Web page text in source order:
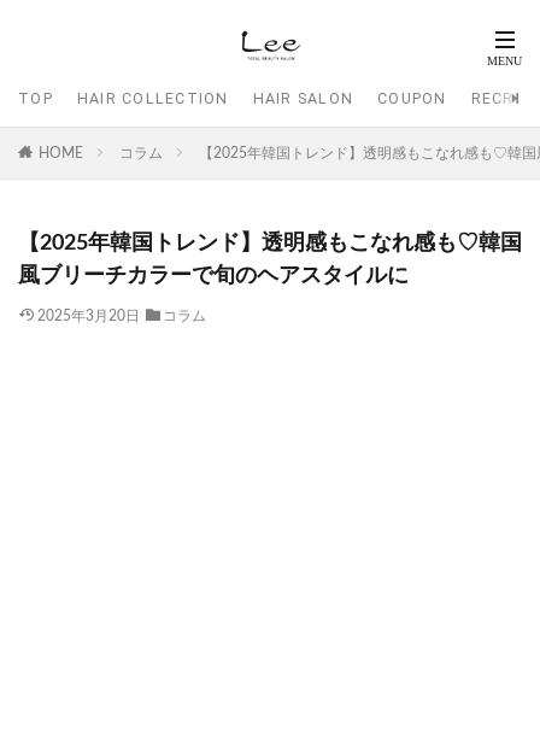
TOP HAIR COLLECTION HAIR SALON COUPON
HOME コラム 【2025年韓国トレンド】透明感もこなれ感も♡韓
【2025年韓国トレンド】透明感もこなれ感も♡韓国
風ブリーチカラーで旬のヘアスタイルに
2025年3月20日 コラム